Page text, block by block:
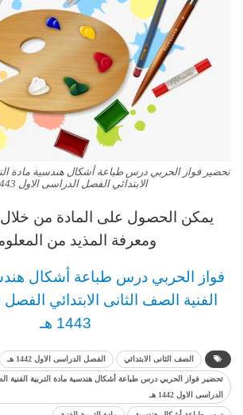
تحضير فواز الحربي درس طباعة أشكال هندسية مادة
الابتدائي الفصل الدراسى الاول 1443 هـ
يمكن الحصول على المادة من خلال
ومعرفة المذيد من
فواز الحربي درس طباعة أشكال
الفنية الصف الثانى الابتدائي
1443 هـ
الصف الثانى الابتدائي الفصل الدراسى الاول 1442 هـ
تحضير فواز الحربي درس طباعة أشكال هندسية مادة التربية الفنية
الدراسى الاول 1442 هـ